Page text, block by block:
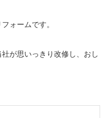
ォームです。
が思いっきり改修し、おし